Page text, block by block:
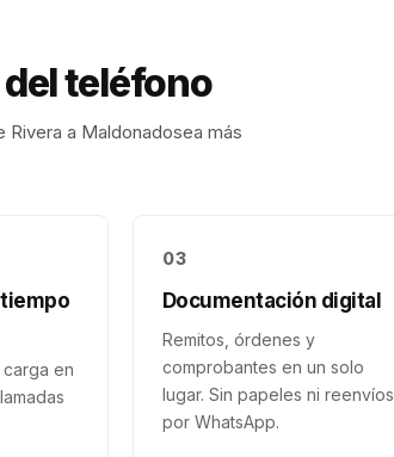
teléfono
Rivera a Maldonadosea más
en
03
Documentación digital
Remitos, órdenes y
comprobantes en un solo
lugar. Sin papeles ni reenvíos
por WhatsApp.